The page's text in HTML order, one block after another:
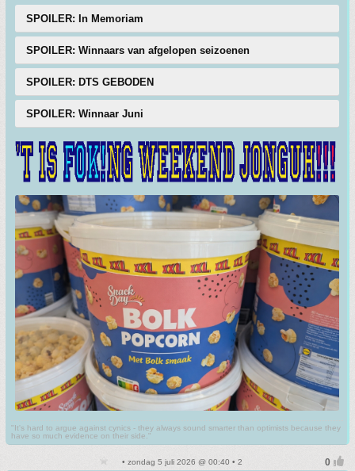
SPOILER: In Memoriam
SPOILER: Winnaars van afgelopen seizoenen
SPOILER: DTS GEBODEN
SPOILER: Winnaar Juni
"It's hard to argue against cynics - they always sound smarter than optimists because they
have so much evidence on their side."
• zondag 5 juli 2026 @ 00:40 • 2